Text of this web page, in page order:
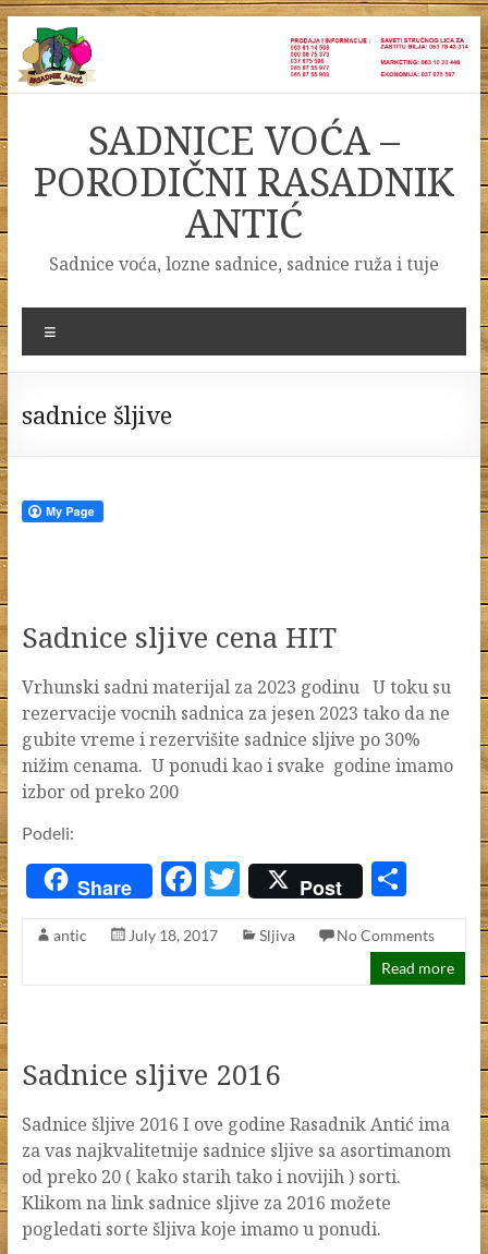
Skip
to
content
SADNICE VOĆA –
PORODIČNI RASADNIK
ANTIĆ
Sadnice voća, lozne sadnice, sadnice ruža i tuje
sadnice šljive
Sadnice sljive cena HIT
Vrhunski sadni materijal za 2023 godinu U toku su
rezervacije vocnih sadnica za jesen 2023 tako da ne
gubite vreme i rezervišite sadnice sljive po 30%
nižim cenama. U ponudi kao i svake godine imamo
izbor od preko 200
Podeli:
Share
F
e
k
T
itt
Post
S
ar
e
antic July 18, 2017 Sljiva
No Comments
Read more
Sadnice sljive 2016
Sadnice šljive 2016 I ove godine Rasadnik Antić ima
za vas najkvalitetnije sadnice sljive sa asortimanom
od preko 20 ( kako starih tako i novijih ) sorti.
Klikom na link sadnice sljive za 2016 možete
pogledati sorte šljiva koje imamo u ponudi.